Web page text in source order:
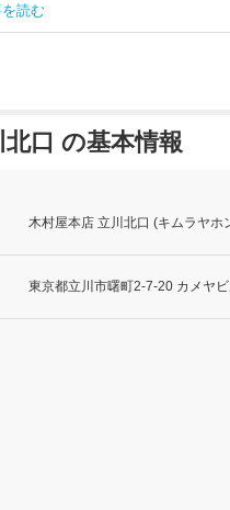
を読む
口 の基本情報
木村屋本店 立川北口 (キムラヤホ
東京都立川市曙町2-7-20 カメヤ